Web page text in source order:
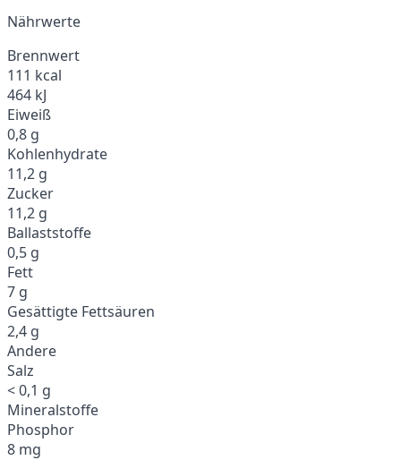
Nährwerte
Brennwert
111 kcal
464 kJ
Eiweiß
0,8 g
Kohlenhydrate
11,2 g
Zucker
11,2 g
Ballaststoffe
0,5 g
Fett
7 g
Gesättigte Fettsäuren
2,4 g
Andere
Salz
< 0,1 g
Mineralstoffe
Phosphor
8 mg